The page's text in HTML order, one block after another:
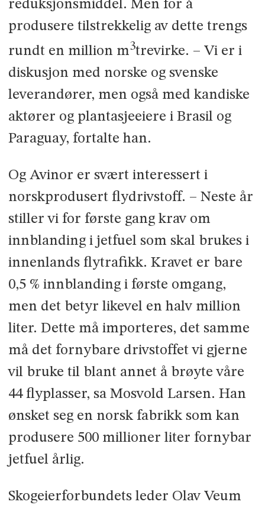
reduksjonsmiddel. Men for å
produsere tilstrekkelig av dette trengs
rundt en million m3trevirke. – Vi er i
diskusjon med norske og svenske
leverandører, men også med kandiske
aktører og plantasjeeiere i Brasil og
Paraguay, fortalte han.
Og Avinor er svært interessert i
norskprodusert flydrivstoff. – Neste år
stiller vi for første gang krav om
innblanding i jetfuel som skal brukes i
innenlands flytrafikk. Kravet er bare
0,5 % innblanding i første omgang,
men det betyr likevel en halv million
liter. Dette må importeres, det samme
må det fornybare drivstoffet vi gjerne
vil bruke til blant annet å brøyte våre
44 flyplasser, sa Mosvold Larsen. Han
ønsket seg en norsk fabrikk som kan
produsere 500 millioner liter fornybar
jetfuel årlig.
Skogeierforbundets leder Olav Veum